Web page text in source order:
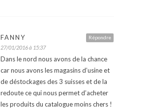
Répondre
FANNY
27/01/2016 à 15:37
Dans le nord nous avons de la chance
car nous avons les magasins d’usine et
de déstockages des 3 suisses et de la
redoute ce qui nous permet d’acheter
les produits du catalogue moins chers !